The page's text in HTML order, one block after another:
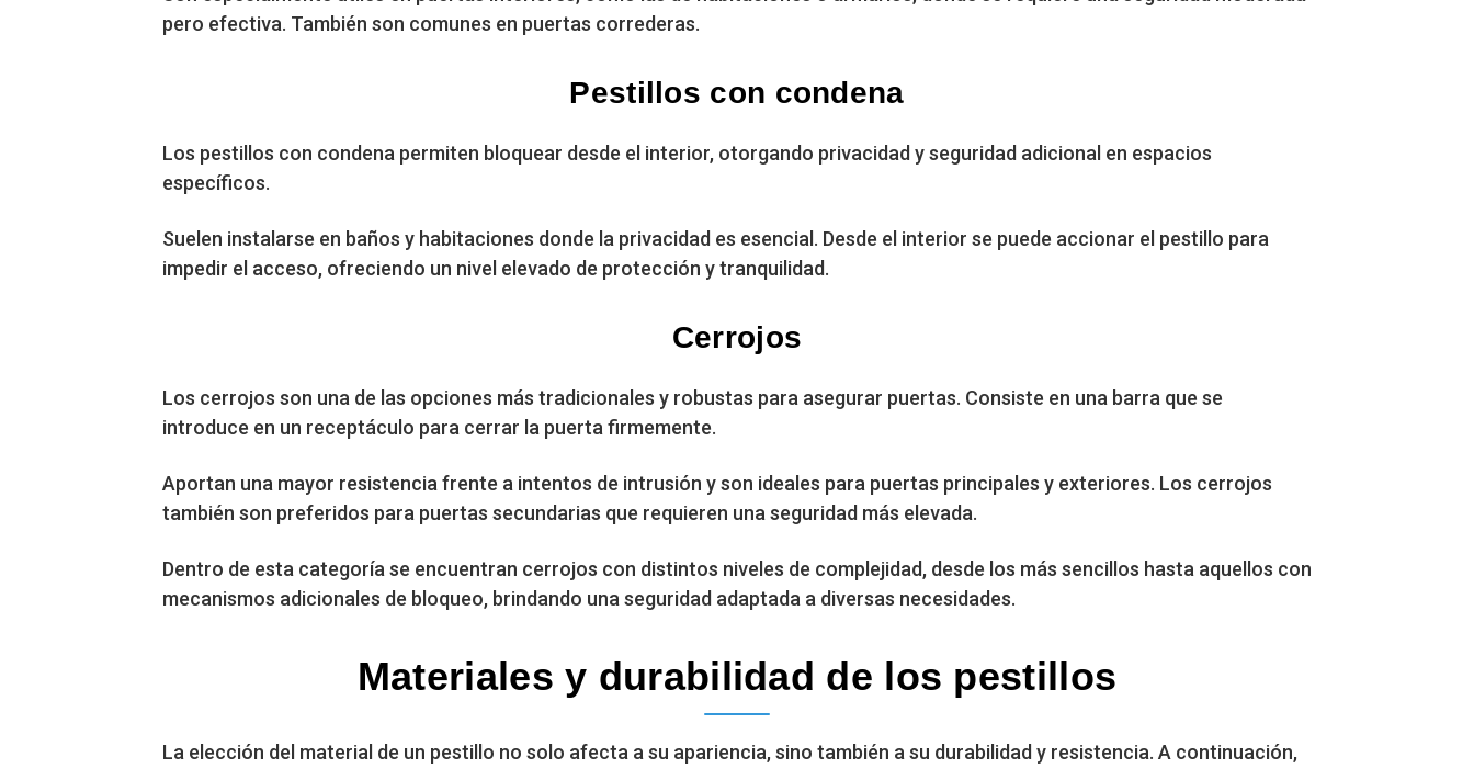
pero efectiva. También son comunes en puertas correderas.
Pestillos con condena
Los pestillos con condena permiten bloquear desde el interior, otorgando privacidad y seguridad adicional en espacios
específicos.
Suelen instalarse en baños y habitaciones donde la privacidad es esencial. Desde el interior se puede accionar el pestillo para
impedir el acceso, ofreciendo un nivel elevado de protección y tranquilidad.
Cerrojos
Los cerrojos son una de las opciones más tradicionales y robustas para asegurar puertas. Consiste en una barra que se
introduce en un receptáculo para cerrar la puerta firmemente.
Aportan una mayor resistencia frente a intentos de intrusión y son ideales para puertas principales y exteriores. Los cerrojos
también son preferidos para puertas secundarias que requieren una seguridad más elevada.
Dentro de esta categoría se encuentran cerrojos con distintos niveles de complejidad, desde los más sencillos hasta aquellos con
mecanismos adicionales de bloqueo, brindando una seguridad adaptada a diversas necesidades.
Materiales y durabilidad de los pestillos
La elección del material de un pestillo no solo afecta a su apariencia, sino también a su durabilidad y resistencia. A continuación,